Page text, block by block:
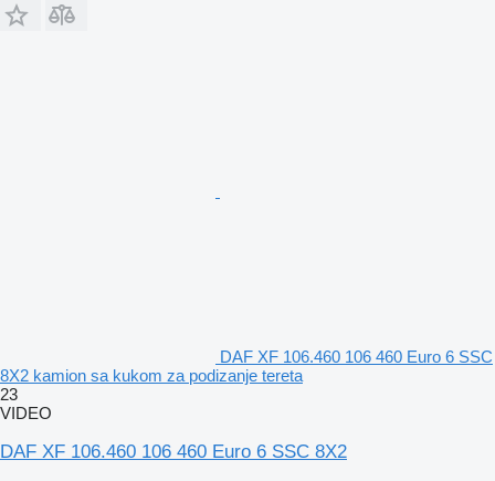
DAF XF 106.460 106 460 Euro 6 SSC
8X2 kamion sa kukom za podizanje tereta
23
VIDEO
DAF XF 106.460 106 460 Euro 6 SSC 8X2